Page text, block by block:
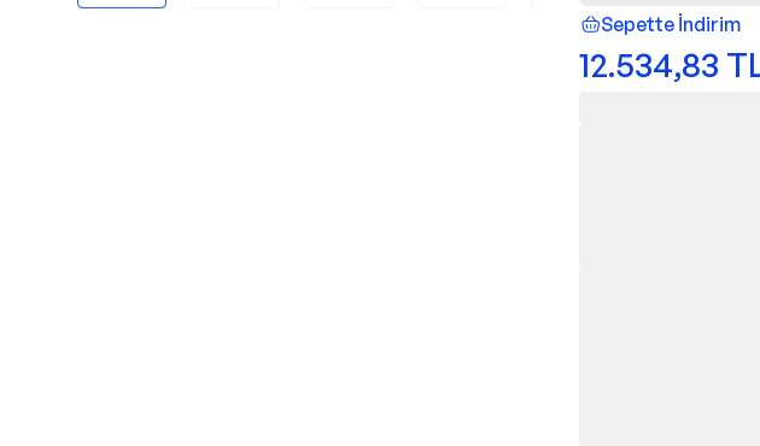
Sepette İndirim
12.534,83